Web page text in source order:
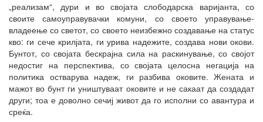
„реализам“, дури и во својата слободарска варијанта, со
своите самоуправувачки комуни, со своето управување-
владеење со светот, со своето неизбежно создавање на статус
кво: ги сече крилјата, ги урива надежите, создава нови окови.
Бунтот, со својата бескрајна сила на раскинување, со својот
недостиг на перспектива, со својата целосна негација на
политика остварува надеж, ги разбива оковите. Жената и
мажот во бунт ги уништуваат оковите и не сакаат да создадат
други; тоа е доволно сечиј живот да го исполни со авантура и
среќа.